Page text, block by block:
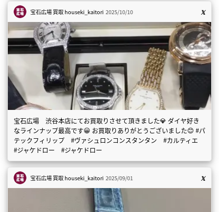
宝石広場 買取houseki_kaitori 2025/10/10
宝石広場 渋谷本店にてお買取りさせて頂きました💎 ダイヤ好き
なラインナップ最高です😀 お買取りありがとうございました😊 #パ
テックフィリップ #ヴァシュロンコンスタンタン #カルティエ
#ジャケドロー #ジャケドロー
宝石広場 買取houseki_kaitori 2025/09/01